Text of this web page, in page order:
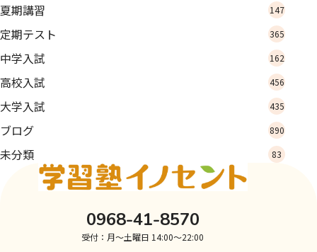
夏期講習 147
定期テスト 365
中学入試 162
高校入試 456
大学入試 435
ブログ 890
未分類 83
0968-41-8570
受付：月～土曜日 14:00～22:00